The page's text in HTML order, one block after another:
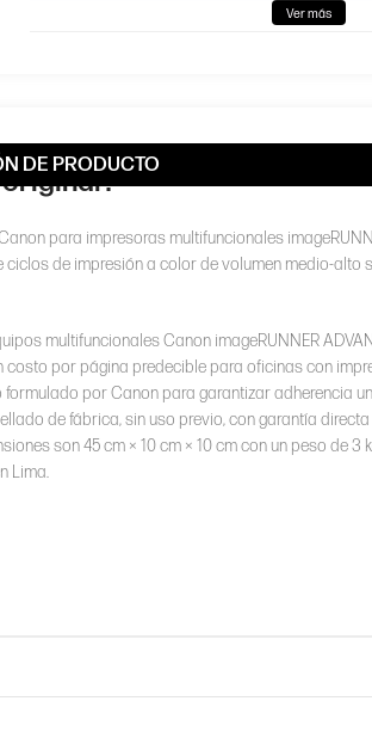
Ver más
DE PRODUCTO
original?
para impresoras multifuncionales
de impresión a color de volumen medio-alto
multifuncionales Canon imageRUNNER
por página predecible para oficinas con
por Canon para garantizar adherencia
de fábrica, sin uso previo, con garantía
son 45 cm × 10 cm × 10 cm con un peso de 3
Lima.